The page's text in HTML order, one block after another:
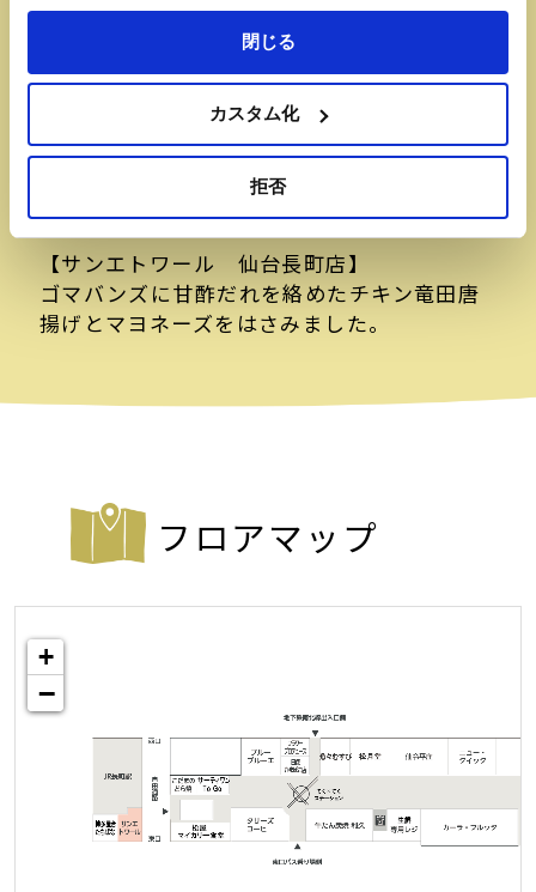
閉じる
カスタム化
拒否
おすすめ品
和風チキン竜田バンズ
【サンエトワール 仙台長町店】
ゴマバンズに甘酢だれを絡めたチキン竜田唐
揚げとマヨネーズをはさみました。
フロアマップ